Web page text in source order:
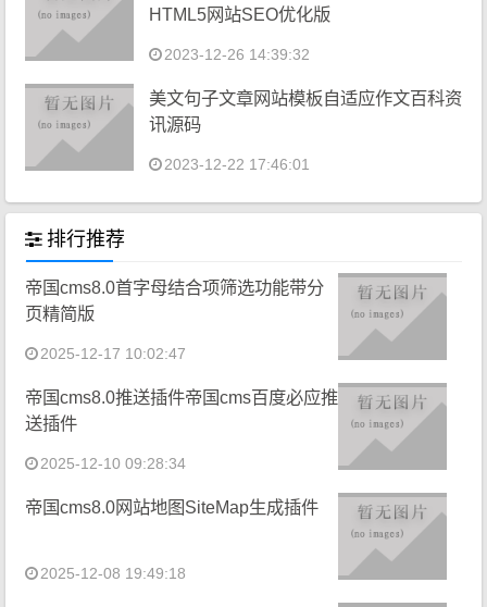
HTML5网站SEO优化版
2023-12-26 14:39:32
美文句子文章网站模板自适应作文百科资
讯源码
2023-12-22 17:46:01
排行推荐
帝国cms8.0首字母结合项筛选功能带分
页精简版
2025-12-17 10:02:47
帝国cms8.0推送插件帝国cms百度必应推
送插件
2025-12-10 09:28:34
帝国cms8.0网站地图SiteMap生成插件
2025-12-08 19:49:18